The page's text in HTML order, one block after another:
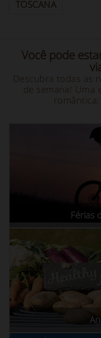
TOSCANA
Você pode
Descubra todas as
de semana! Uma
Férias